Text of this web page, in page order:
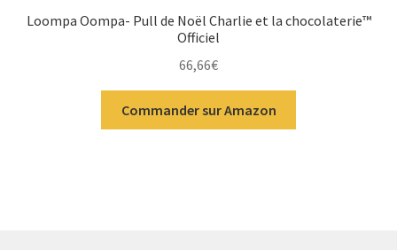
Loompa Oompa- Pull de Noël Charlie et la chocolaterie™
Officiel
66,66€
Commander sur Amazon